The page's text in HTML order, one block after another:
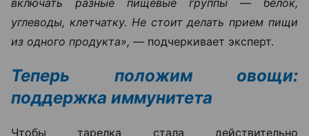
углеводы, клетчатку. Не стоит делать прием пищи
из одного продукта», — подчеркивает эксперт.
Теперь положим овощи:
поддержка иммунитета
Чтобы тарелка стала действительно